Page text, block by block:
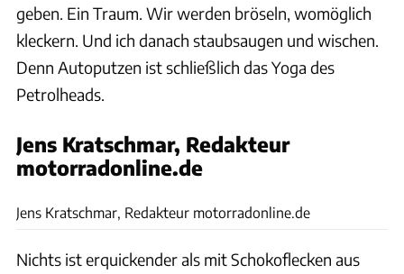
geben. Ein Traum. Wir werden bröseln, womöglich
kleckern. Und ich danach staubsaugen und wischen.
Denn Autoputzen ist schließlich das Yoga des
Petrolheads.
Jens Kratschmar, Redakteur
motorradonline.de
Jens Kratschmar, Redakteur motorradonline.de
Nichts ist erquickender als mit Schokoflecken aus